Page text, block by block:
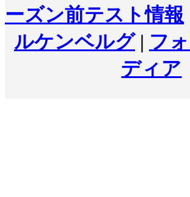
ーズン前テスト情報
ルケンベルグ| フ
ディア